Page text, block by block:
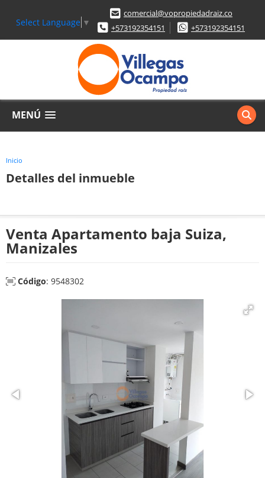
Select Language ▼
comercial@vopropiedadraiz.co
+573192354151
+573192354151
MENÚ
Inicio
Detalles del inmueble
Venta Apartamento baja Suiza,
Manizales
Código: 9548302